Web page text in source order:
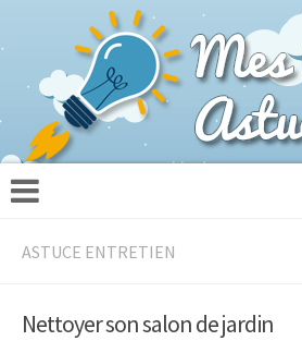
ASTUCE ENTRETIEN
Nettoyer son salon de jardin